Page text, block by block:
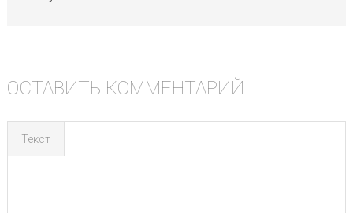
ОСТАВИТЬ КОММЕНТАРИЙ
Текст